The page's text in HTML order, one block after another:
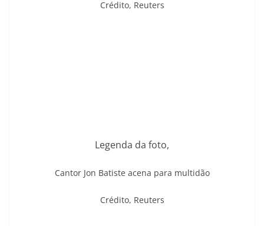
Crédito, Reuters
Legenda da foto,
Cantor Jon Batiste acena para multidão
Crédito, Reuters